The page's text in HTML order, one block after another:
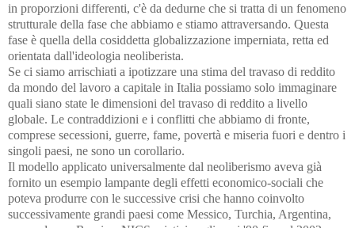
in proporzioni differenti, c'è da dedurne che si tratta di un fenomeno
strutturale della fase che abbiamo e stiamo attraversando. Questa
fase è quella della cosiddetta globalizzazione imperniata, retta ed
orientata dall'ideologia neoliberista.
Se ci siamo arrischiati a ipotizzare una stima del travaso di reddito
da mondo del lavoro a capitale in Italia possiamo solo immaginare
quali siano state le dimensioni del travaso di reddito a livello
globale. Le contraddizioni e i conflitti che abbiamo di fronte,
comprese secessioni, guerre, fame, povertà e miseria fuori e dentro i
singoli paesi, ne sono un corollario.
Il modello applicato universalmente dal neoliberismo aveva già
fornito un esempio lampante degli effetti economico-sociali che
poteva produrre con le successive crisi che hanno coinvolto
successivamente grandi paesi come Messico, Turchia, Argentina,